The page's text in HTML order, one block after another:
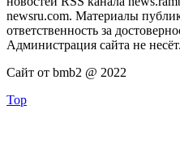
newsru.com. Материалы
ответственность за
Администрация сайта не несёт.
Сайт от bmb2 @ 2022
Top